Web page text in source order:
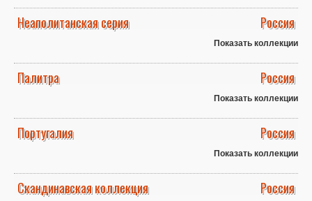
Неаполитанская серия Россия
Показать коллекции
Палитра Россия
Показать коллекции
Португалия Россия
Показать коллекции
Скандинавская коллекция Россия